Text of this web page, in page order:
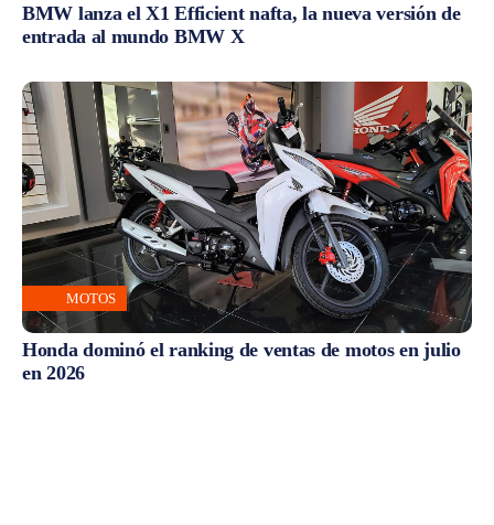
BMW lanza el X1 Efficient nafta, la nueva versión de
entrada al mundo BMW X
MOTOS
Honda dominó el ranking de ventas de motos en julio
en 2026